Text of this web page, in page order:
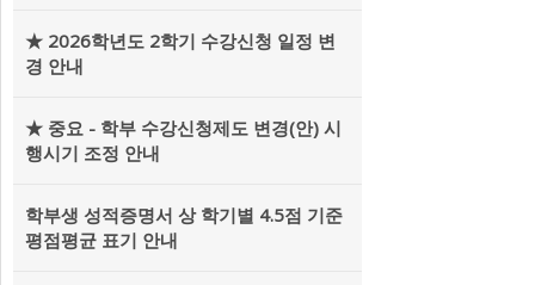
★ 2026학년도 2학기 수강신청 일정 변
경 안내
★ 중요 - 학부 수강신청제도 변경(안) 시
행시기 조정 안내
학부생 성적증명서 상 학기별 4.5점 기준
평점평균 표기 안내